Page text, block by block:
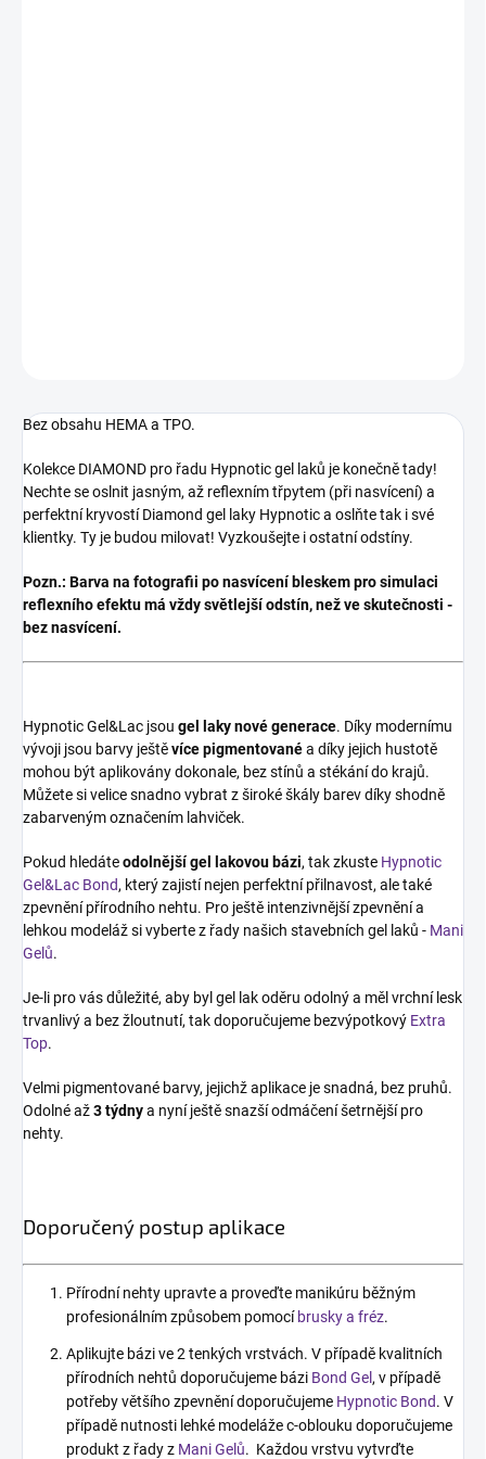
Bez obsahu HEMA a TPO.
Kolekce DIAMOND pro řadu Hypnotic gel laků je konečně tady!
Nechte se oslnit jasným, až reflexním třpytem (při nasvícení) a
perfektní kryvostí Diamond gel laky Hypnotic a oslňte tak i své
klientky. Ty je budou milovat! Vyzkoušejte i ostatní odstíny.
Pozn.: Barva na fotografii po nasvícení bleskem pro simulaci
reflexního efektu má vždy světlejší odstín, než ve skutečnosti -
bez nasvícení.
Hypnotic Gel&Lac jsou gel lakynové generace. Díky modernímu
vývoji jsou barvy ještěvíce pigmentovanéa díky jejich hustotě
mohou být aplikovány dokonale, bez stínů a stékání do krajů.
Můžete si velice snadno vybrat z široké škály barev díky shodně
zabarveným označením lahviček.
Pokud hledáteodolnější gel lakovou bázi, tak zkuste Hypnotic
Gel&Lac Bond, který zajistí nejen perfektní přilnavost, ale také
zpevnění přírodního nehtu. Pro ještě intenzivnější zpevnění a
lehkou modeláž si vyberte z řady našich stavebních gel laků - Mani
Gelů.
Je-li pro vás důležité, aby byl gel lak oděru odolný a měl vrchní lesk
trvanlivý a bez žloutnutí, tak doporučujeme bezvýpotkový Extra
Top.
Velmi pigmentované barvy, jejichž aplikace je snadná, bez pruhů.
Odolné až3 týdnya nyní ještě snazší odmáčení šetrnější pro
nehty.
Doporučený postup aplikace
Přírodní nehty upravte a proveďte manikúru běžným
profesionálním způsobem pomocí brusky a fréz.
Aplikujte bázi ve 2 tenkých vrstvách. V případě kvalitních
přírodních nehtů doporučujeme bázi Bond Gel, v případě
potřeby většího zpevnění doporučujeme Hypnotic Bond. V
případě nutnosti lehké modeláže c-oblouku doporučujeme
produkt z řady z Mani Gelů. Každou vrstvu vytvrďte